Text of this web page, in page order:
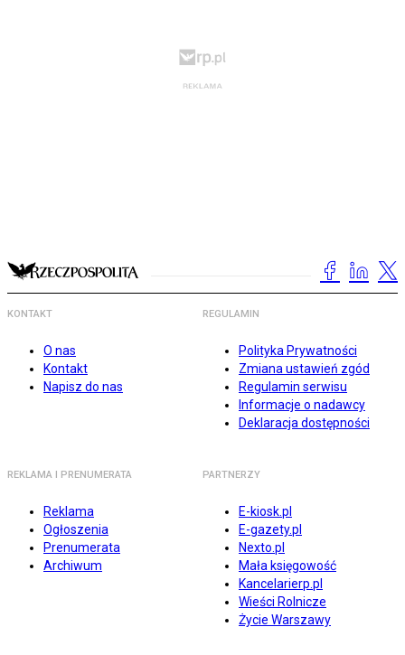
KONTAKT
O nas
Kontakt
Napisz do nas
REGULAMIN
Polityka Prywatności
Zmiana ustawień zgód
Regulamin serwisu
Informacje o nadawcy
Deklaracja dostępności
REKLAMA I PRENUMERATA
Reklama
Ogłoszenia
Prenumerata
Archiwum
PARTNERZY
E-kiosk.pl
E-gazety.pl
Nexto.pl
Mała księgowość
Kancelarierp.pl
Wieści Rolnicze
Życie Warszawy